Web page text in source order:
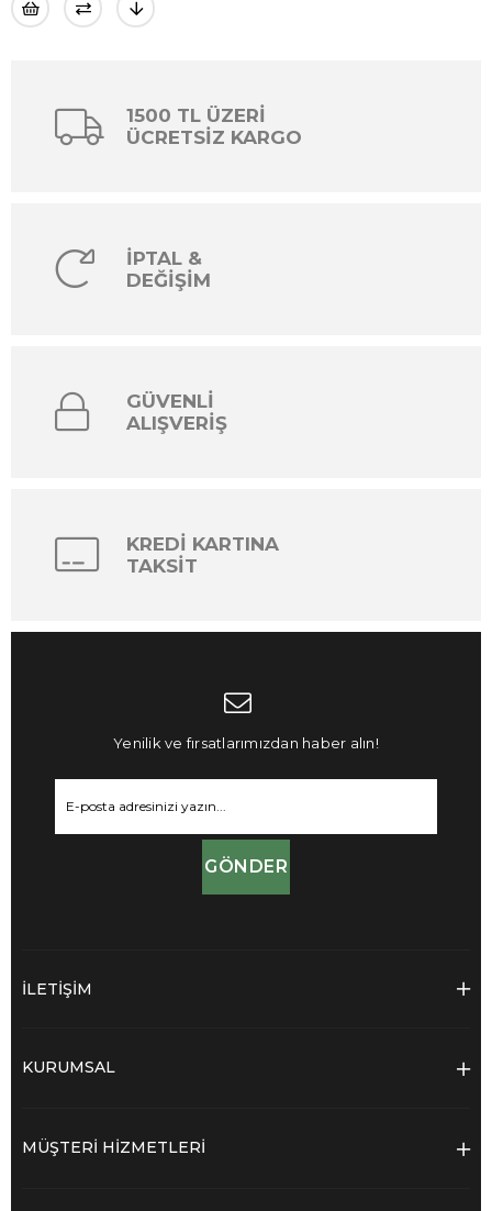
1500 TL ÜZERİ
ÜCRETSİZ KARGO
İPTAL &
DEĞİŞİM
GÜVENLİ
ALIŞVERİŞ
KREDİ KARTINA
TAKSİT
Yenilik ve fırsatlarımızdan haber alın!
GÖNDER
İLETİŞİM
KURUMSAL
MÜŞTERİ HİZMETLERİ